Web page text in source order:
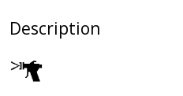
Description